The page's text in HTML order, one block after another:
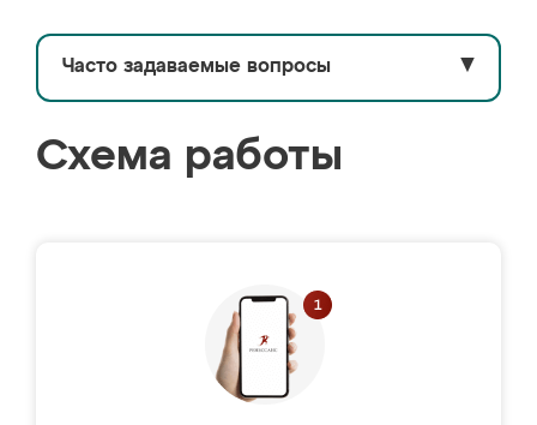
Часто задаваемые вопросы ▼
Схема работы